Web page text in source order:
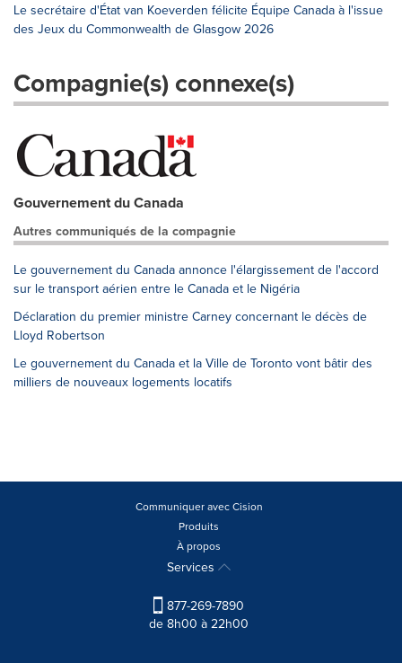
Le secrétaire d'État van Koeverden félicite Équipe Canada à l'issue
des Jeux du Commonwealth de Glasgow 2026
Compagnie(s) connexe(s)
Gouvernement du Canada
Autres communiqués de la compagnie
Le gouvernement du Canada annonce l'élargissement de l'accord
sur le transport aérien entre le Canada et le Nigéria
Déclaration du premier ministre Carney concernant le décès de
Lloyd Robertson
Le gouvernement du Canada et la Ville de Toronto vont bâtir des
milliers de nouveaux logements locatifs
Communiquer avec Cision
Produits
À propos
Services
877-269-7890
de 8h00 à 22h00